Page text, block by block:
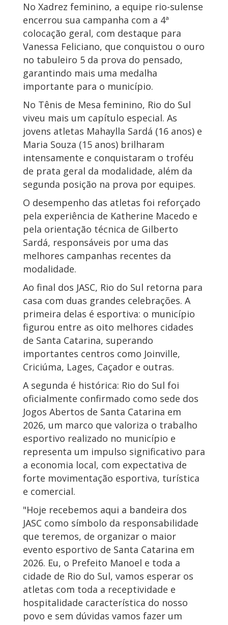
No Xadrez feminino, a equipe rio-sulense
encerrou sua campanha com a 4ª
colocação geral, com destaque para
Vanessa Feliciano, que conquistou o ouro
no tabuleiro 5 da prova do pensado,
garantindo mais uma medalha
importante para o município.
No Tênis de Mesa feminino, Rio do Sul
viveu mais um capítulo especial. As
jovens atletas Mahaylla Sardá (16 anos) e
Maria Souza (15 anos) brilharam
intensamente e conquistaram o troféu
de prata geral da modalidade, além da
segunda posição na prova por equipes.
O desempenho das atletas foi reforçado
pela experiência de Katherine Macedo e
pela orientação técnica de Gilberto
Sardá, responsáveis por uma das
melhores campanhas recentes da
modalidade.
Ao final dos JASC, Rio do Sul retorna para
casa com duas grandes celebrações. A
primeira delas é esportiva: o município
figurou entre as oito melhores cidades
de Santa Catarina, superando
importantes centros como Joinville,
Criciúma, Lages, Caçador e outras.
A segunda é histórica: Rio do Sul foi
oficialmente confirmado como sede dos
Jogos Abertos de Santa Catarina em
2026, um marco que valoriza o trabalho
esportivo realizado no município e
representa um impulso significativo para
a economia local, com expectativa de
forte movimentação esportiva, turística
e comercial.
"Hoje recebemos aqui a bandeira dos
JASC como símbolo da responsabilidade
que teremos, de organizar o maior
evento esportivo de Santa Catarina em
2026. Eu, o Prefeito Manoel e toda a
cidade de Rio do Sul, vamos esperar os
atletas com toda a receptividade e
hospitalidade característica do nosso
povo e sem dúvidas vamos fazer um